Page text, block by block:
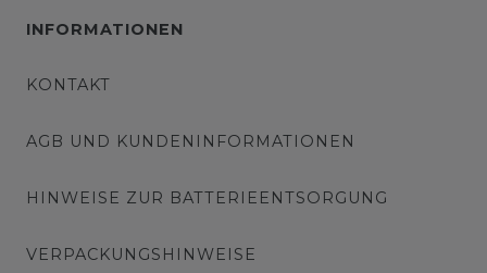
INFORMATIONEN
KONTAKT
AGB UND KUNDENINFORMATIONEN
HINWEISE ZUR BATTERIEENTSORGUNG
VERPACKUNGSHINWEISE